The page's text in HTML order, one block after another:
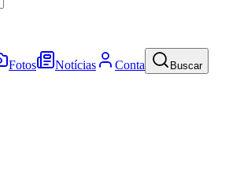
Fotos Notícias Conta Buscar